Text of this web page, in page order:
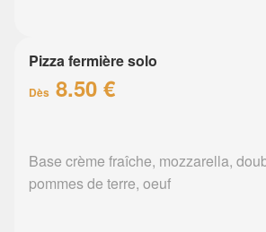
Pizza fermière solo
Dès 8.50 €
Base crème fraîche, mozzarella,
pommes de terre, oeuf